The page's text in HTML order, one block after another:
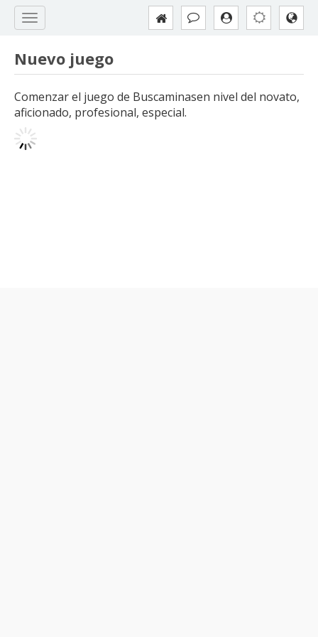
Nuevo juego
Comenzar el juego de Buscaminasen nivel del novato,
aficionado, profesional, especial.